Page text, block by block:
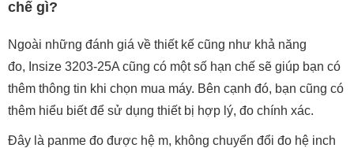
chế gì?
Ngoài những đánh giá về thiết kế cũng như khả năng
đo, Insize 3203-25A cũng có một số hạn chế sẽ giúp bạn có
thêm thông tin khi chọn mua máy. Bên cạnh đó, bạn cũng có
thêm hiểu biết để sử dụng thiết bị hợp lý, đo chính xác.
Đây là panme đo được hệ m, không chuyển đổi đo hệ inch